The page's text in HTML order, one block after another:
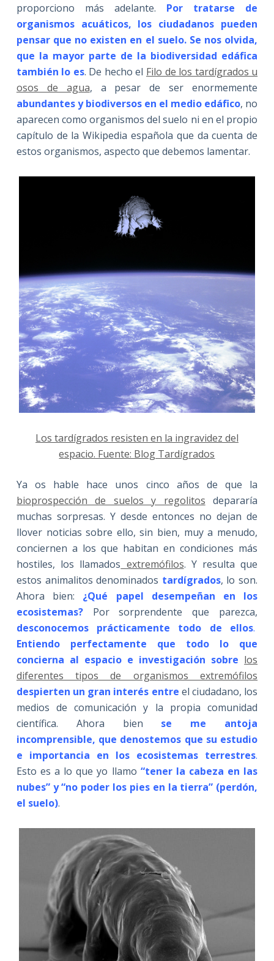
proporciono más adelante. Por tratarse de
organismos acuáticos, los ciudadanos pueden
pensar que no existen en el suelo. Se nos olvida,
que la mayor parte de la biodiversidad edáfica
también lo es. De hecho el Filo de los tardígrados u
osos de agua, a pesar de ser enormemente
abundantes y biodiversos en el medio edáfico, no
aparecen como organismos del suelo ni en el propio
capítulo de la Wikipedia española que da cuenta de
estos organismos, aspecto que debemos lamentar.
Los tardígrados resisten en la ingravidez del
espacio. Fuente: Blog Tardígrados
Ya os hable hace unos cinco años de que la
bioprospección de suelos y regolitos depararía
muchas sorpresas. Y desde entonces no dejan de
llover noticias sobre ello, sin bien, muy a menudo,
conciernen a los que habitan en condiciones más
hostiles, los llamados extremófilos. Y resulta que
estos animalitos denominados tardígrados, lo son.
Ahora bien:
¿Qué papel desempeñan en los
ecosistemas?Por sorprendente que parezca,
desconocemos prácticamente todo de ellos.
Entiendo perfectamente que todo lo que
concierna al espacio e investigación sobre los
diferentes tipos de organismos extremófilos
despierten un gran interés entre el ciudadano, los
medios de comunicación y la propia comunidad
científica. Ahora bien se me antoja
incomprensible, que denostemos que su estudio
e importancia en los ecosistemas terrestres.
Esto es a lo que yo llamo “tener la cabeza en las
nubes” y “no poder los pies en la tierra” (perdón,
el suelo).